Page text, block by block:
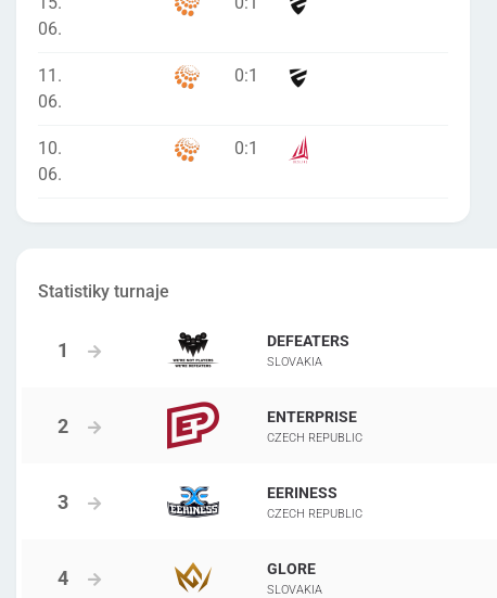
06.
11.
06.
0:1
10.
06.
0:1
Statistiky turnaje
DEFEATERS
SLOVAKIA
ENTERPRISE
CZECH REPUBLIC
EERINESS
CZECH REPUBLIC
GLORE
SLOVAKIA